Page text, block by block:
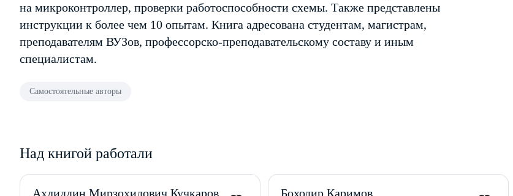
на микроконтроллер, проверки работоспособности схемы. Также представлены
инструкции к более чем 10 опытам. Книга адресована студентам, магистрам,
преподавателям ВУЗов, профессорско-преподавательскому составу и иным
специалистам.
Самостоятельные авторы
Над книгой работали
Ахлиддин Мирзохидович Кучкаров Боходир Каримов